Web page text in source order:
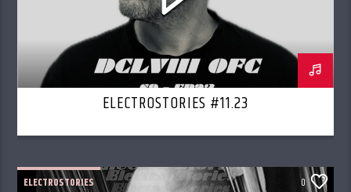
ELECTROSTORIES #11.23
ELECTROSTORIES 0